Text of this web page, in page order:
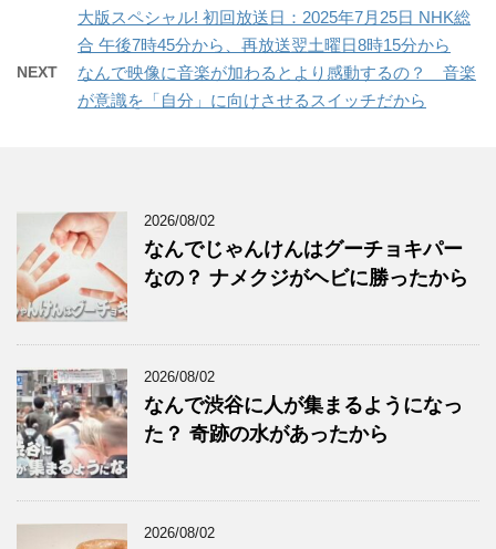
大版スペシャル! 初回放送日：2025年7月25日 NHK総
合 午後7時45分から、再放送翌土曜日8時15分から
NEXT
なんで映像に音楽が加わるとより感動するの？ 音楽
が意識を「自分」に向けさせるスイッチだから
2026/08/02
なんでじゃんけんはグーチョキパー
なの？ ナメクジがヘビに勝ったから
2026/08/02
なんで渋谷に人が集まるようになっ
た？ 奇跡の水があったから
2026/08/02